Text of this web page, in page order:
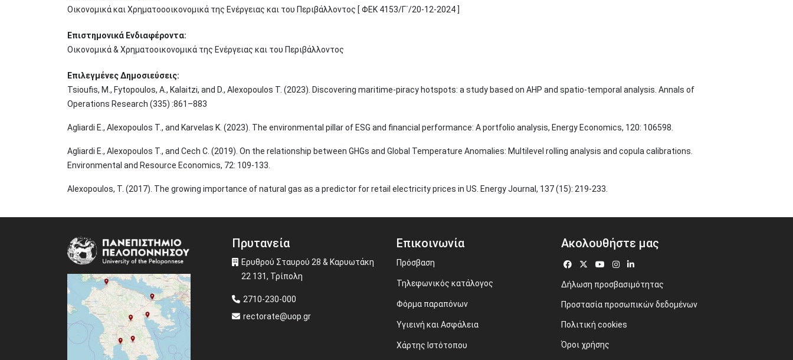
Οικονομικά και Χρηματοοοικονομικά της Ενέργειας και του Περιβάλλοντος [ ΦΕΚ 4153/Γ΄/20-12-2024 ]
Επιστημονικά Ενδιαφέροντα:
Οικονομικά & Χρηματοοικονομικά της Ενέργειας και του Περιβάλλοντος
Επιλεγμένες Δημοσιεύσεις:
Tsioufis, M., Fytopoulos, A., Kalaitzi, and D., Alexopoulos T . (2023). Discovering maritime-piracy hotspots: a study based on AHP and spatio-temporal analysis. Annals of
Operations Research (335) :861–883
Agliardi E., Alexopoulos T., and Karvelas K. (2023). The environmental pillar of ESG and financial performance: A portfolio analysis, Energy Economics, 120: 106598.
Agliardi E., Alexopoulos T., and Cech C. (2019). On the relationship between GHGs and Global Temperature Anomalies: Multilevel rolling analysis and copula calibrations.
Environmental and Resource Economics, 72: 109-133.
Alexopoulos, T . (2017). The growing importance of natural gas as a predictor for retail electricity prices in US. Energy Journal, 137 (15): 219-233.
Image Πρυτανεία
Ερυθρού Σταυρού 28 & Καρυωτάκη
22 131, Τρίπολη
2710-230-000
rectorate@uop.gr
Επικοινωνία
Πρόσβαση
Τηλεφωνικός κατάλογος
Φόρμα παραπόνων
Υγιεινή και Ασφάλεια
Χάρτης Ιστότοπου
Ακολουθήστε μας
Δήλωση προσβασιμότητας
Προστασία προσωπικών δεδομένων
Πολιτική cookies
Όροι χρήσης